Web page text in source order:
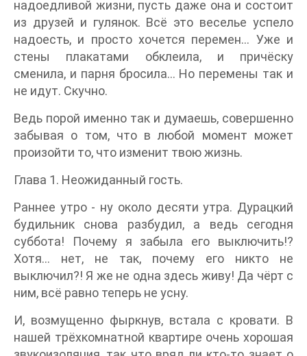
надоедливой жизни, пусть даже она и состоит
из друзей и гулянок. Всё это веселье успело
надоесть, и просто хочется перемен… Уже и
стены плакатами обклеила, и причёску
сменила, и парня бросила… Но перемены так и
не идут. Скучно.
Ведь порой именно так и думаешь, совершенно
забывая о том, что в любой момент может
произойти то, что изменит твою жизнь.
Глава 1. Неожиданный гость.
Раннее утро - ну около десяти утра. Дурацкий
будильник снова разбудил, а ведь сегодня
суббота! Почему я забыла его выключить!?
Хотя... нет, не так, почему его никто не
выключил?! Я же не одна здесь живу! Да чёрт с
ним, всё равно теперь не усну.
И, возмущенно фыркнув, встала с кровати. В
нашей трёхкомнатной квартире очень хорошая